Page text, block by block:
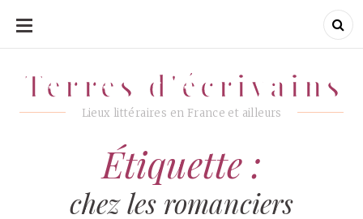
ALLER
CONTENU
Terres d'écrivains
Lieux littéraires en France et ailleurs
Terres d'écrivains
Étiquette :
chez les romanciers